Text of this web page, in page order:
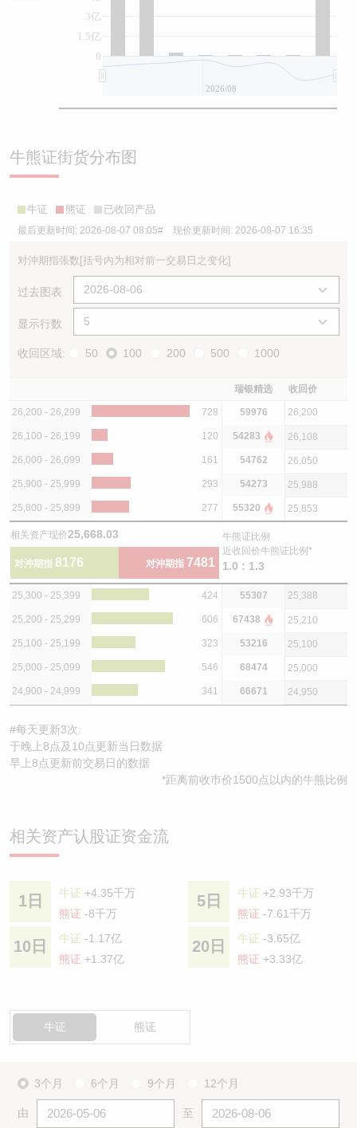
0
1.5亿
3亿
2026/08
牛熊证街货分布图
牛证 熊证 已收回产品
最后更新时间: 2026-08-07 08:05# 现价更新时间: 2026-08-07 16:35
对沖期指張数[括号内为相对前一交易日之变化]
过去图表
显示行数
收回区域: 50 100 200 500 1000
瑞银精选 收回价
26,200 - 26,299 728 59976 26,200
26,100 - 26,199 120 54283 26,108
26,000 - 26,099 161 54762 26,050
25,900 - 25,999 293 54273 25,988
25,800 - 25,899 277 55320 25,853
相关资产现价25,668.03
对沖期指 8176 对沖期指 7481
牛熊证比例
近收回价牛熊证比例*
1.0 : 1.3
25,300 - 25,399 424 55307 25,388
25,200 - 25,299 606 67438 25,210
25,100 - 25,199 323 53216 25,100
25,000 - 25,099 546 68474 25,000
24,900 - 24,999 341 66671 24,950
#每天更新3次:
于晚上8点及10点更新当日数据
早上8点更新前交易日的数据
*距离前收巿价1500点以内的牛熊比例
相关资产认股证资金流
1日 牛证 +4.35千万
熊证 -8千万
5日 牛证 +2.93千万
熊证 -7.61千万
10日 牛证 -1.17亿
熊证 +1.37亿
20日 牛证 -3.65亿
熊证 +3.33亿
牛证 熊证
3个月 6个月 9个月 12个月
由 至